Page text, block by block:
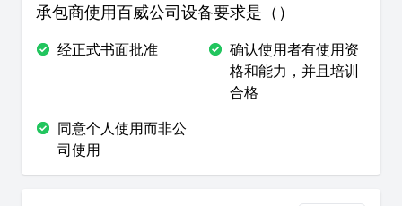
承包商使用百威公司设备要求是（）
经正式书面批准
确认使用者有使用资
格和能力，并且培训
合格
同意个人使用而非公
司使用